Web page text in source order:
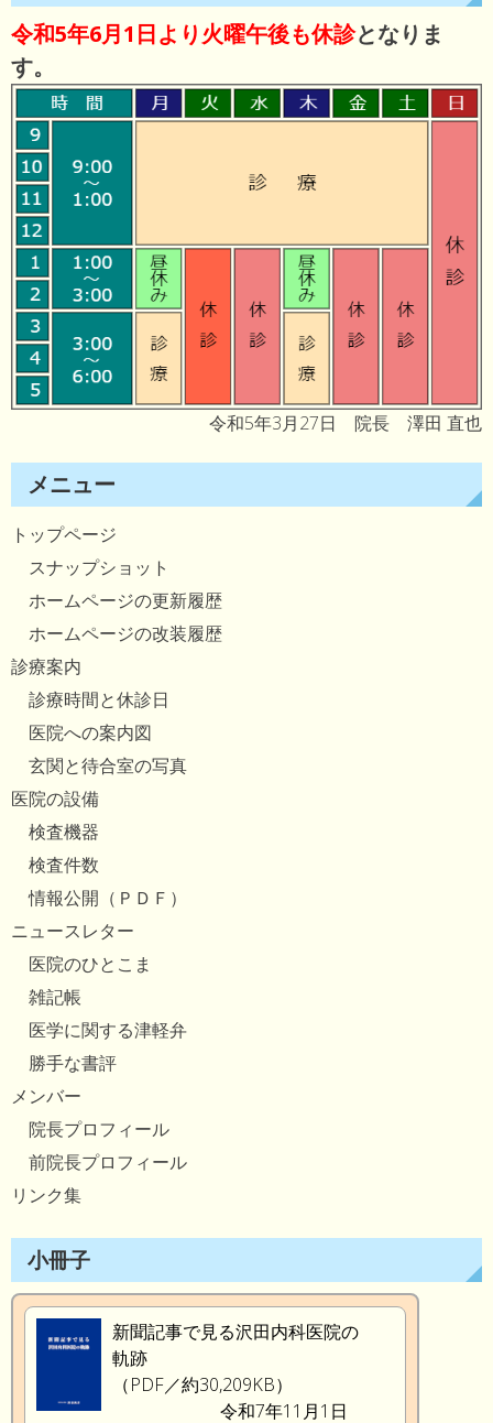
令和5年6月1日より火曜午後も休診となりま
す。
令和5年3月27日 院長 澤田 直也
メニュー
トップページ
スナップショット
ホームページの更新履歴
ホームページの改装履歴
診療案内
診療時間と休診日
医院への案内図
玄関と待合室の写真
医院の設備
検査機器
検査件数
情報公開（ＰＤＦ）
ニュースレター
医院のひとこま
雑記帳
医学に関する津軽弁
勝手な書評
メンバー
院長プロフィール
前院長プロフィール
リンク集
小冊子
新聞記事で見る沢田内科医院の
軌跡
（PDF／約30,209KB）
令和7年11月1日